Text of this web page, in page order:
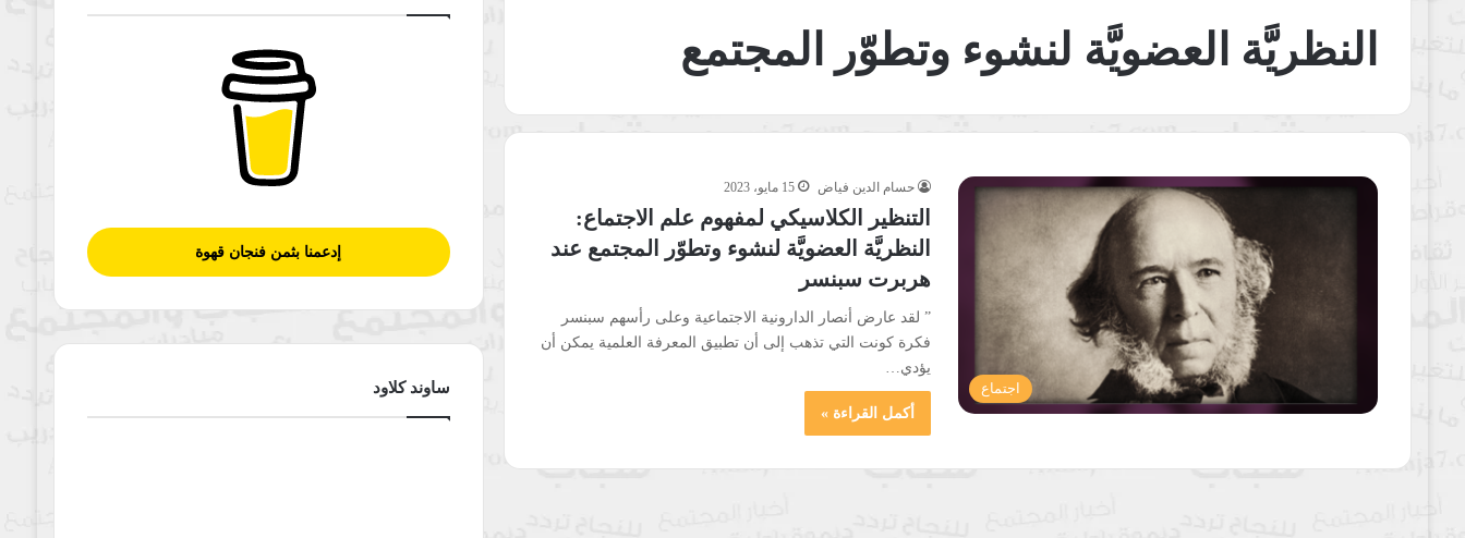
النظريَّة العضويَّة لنشوء وتطوّر المجتمع
اجتماع
حسام الدين فياض 15 مايو، 2023
التنظير الكلاسيكي لمفهوم علم الاجتماع:
النظريَّة العضويَّة لنشوء وتطوّر المجتمع عند
هربرت سبنسر
” لقد عارض أنصار الدارونية الاجتماعية وعلى رأسهم سبنسر
فكرة كونت التي تذهب إلى أن تطبيق المعرفة العلمية يمكن أن
يؤدي…
أكمل القراءة »
إدعمنا بثمن فنجان قهوة
ساوند كلاود